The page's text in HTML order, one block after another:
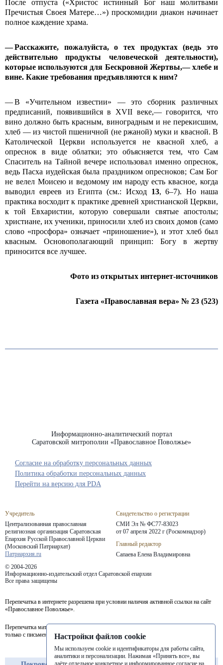
После отпуста («Христос истинный Бог наш молитвами
Пречистыя Своея Матере…») проскомидии диакон начинает
полное каждение храма.
— Расскажите, пожалуйста, о тех продуктах (ведь это
действительно продукты человеческой деятельности),
которые используются для Бескровной Жертвы,— хлебе и
вине. Какие требования предъявляются к ним?
— В «Учительном известии» — это сборник различных
предписаний, появившийся в XVII веке,— говорится, что
вино должно быть красным, виноградным и не перекисшим,
хлеб — из чистой пшеничной (не ржаной) муки и квасной. В
Католической Церкви используется не квасной хлеб, а
опреснок в виде облатки; это объясняется тем, что Сам
Спаситель на Тайной вечере использовал именно опреснок,
ведь Пасха иудейская была праздником опресноков; Сам Бог
не велел Моисею и ведомому им народу есть квасное, когда
выводил евреев из Египта (см.: Исход 13, 6–7). Но наша
практика восходит к практике древней христианской Церкви,
к той Евхаристии, которую совершали святые апостолы;
христиане, их ученики, приносили хлеб из своих домов (само
слово «просфора» означает «приношение»), и этот хлеб был
квасным. Основополагающий принцип: Богу в жертву
приносится все лучшее.
Фото из открытых интернет-источников
Газета «Православная вера» № 23 (523)
Информационно-аналитический портал
Саратовской митрополии «Православное Поволжье»
Учредитель
Централизованная православная
религиозная организация Саратовская
Епархия Русской Православной Церкви
(Московский Патриархат)
Патриархия.ru
Свидетельство о регистрации
СМИ Эл № ФС77-83023
от 07 апреля 2022 г (Роскомнадзор)
Главный редактор
Сапаева Елена Владимировна
© 2004-2026
Информационно-издательский отдел Саратовской епархии
Все права защищены
Согласие на обработку персональных данных
Политика обработки персональных данных
Перепечатка в интернете разрешена при условии наличия активной ссылки на сайт
«Православное Поволжье».
Перепечатка материалов портала в печатных изданиях (книгах, прессе) возможна
только с письменного разрешения редакции.
Перейти на версию для PDA
Настройки файлов cookie
Мы используем cookie и идентификаторы для работы сайта,
аналитики и персонализации. Нажимая «Принять все», вы
даёте отдельное конкретное и информированное согласие на